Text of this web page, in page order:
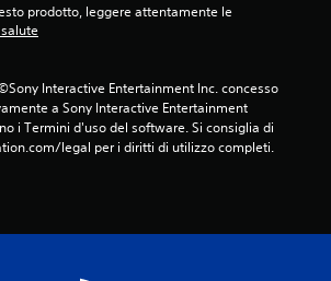
prodotto, leggere attentamente le
Interactive Entertainment Inc. concesso
a Sony Interactive Entertainment
i Termini d'uso del software. Si consiglia di
legal per i diritti di utilizzo completi.